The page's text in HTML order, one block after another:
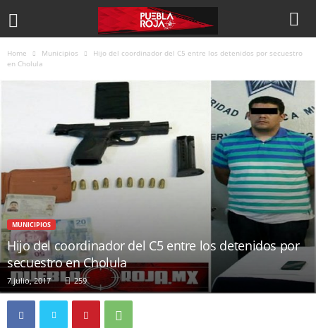
Home Municipios
Hijo del coordinador del C5 entre los detenidos por secuestro
en Cholula
MUNICIPIOS
Hijo del coordinador del C5 entre los detenidos por
secuestro en Cholula
7 julio, 2017 259